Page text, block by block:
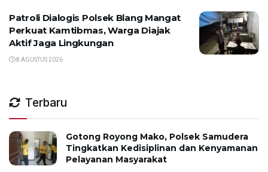
Patroli Dialogis Polsek Blang Mangat
Perkuat Kamtibmas, Warga Diajak
Aktif Jaga Lingkungan
8 AGUSTUS 2026
Terbaru
Gotong Royong Mako, Polsek Samudera
Tingkatkan Kedisiplinan dan Kenyamanan
Pelayanan Masyarakat